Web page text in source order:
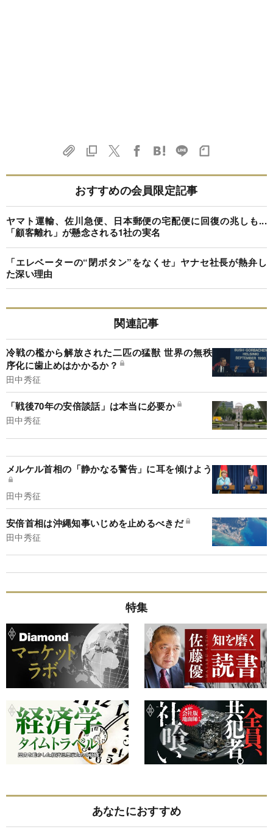
おすすめの会員限定記事
ヤマト運輸、佐川急便、日本郵便の宅配便に回復の兆しも...
「顧客離れ」が懸念される1社の実名
「エレベーターの“閉ボタン”をなくせ」ヤナセ社長が熱弁し
た深い理由
関連記事
冷戦の檻から解放された二匹の猛獣 世界の無秩
序化に歯止めはかかるか？
田中秀征
「戦後70年の安倍談話」は本当に必要か
田中秀征
メルケル首相の「静かなる警告」に耳を傾けよう
田中秀征
安倍首相は沖縄知事いじめを止めるべきだ
田中秀征
特集
あなたにおすすめ